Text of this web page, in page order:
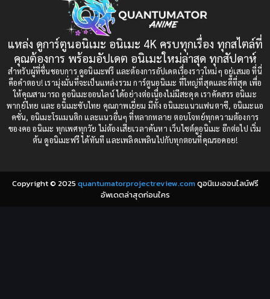
(1)
Censored (เซ็นเซอร์)(19)
Comedy (ตลก)(235)
Comedy (ตลก)(85)
Comic Book การ์ตูน(1)
Coming-of-Age ก้าวผ่านวัย(6)
1993
1991
1989
1988
1987
1985
1984
1983
1982
1981
1980
1979
แหล่ง ดูการ์ตูนอนิเมะ อนิเมะ 4K ครบทุกเรื่อง ทุกสไตล์ที่
คุณต้องการ พร้อมอัปเดต อนิเมะใหม่ล่าสุด ทุกสัปดาห์
สำหรับผู้ที่ชื่นชอบการ ดูอนิเมะฟรี และต้องการอัปเดตเรื่องราวใหม่ๆ อยู่เสมอ ที่นี่
คือคำตอบ! เรามุ่งมั่นที่จะเป็นแหล่งรวม การ์ตูนอนิเมะ ที่ใหญ่ที่สุดและดีที่สุด เพื่อ
ให้คุณสามารถ ดูอนิเมะออนไลน์ ได้อย่างต่อเนื่องไม่มีสะดุด เราคัดสรร อนิเมะ
พากย์ไทย และ อนิเมะซับไทย คุณภาพเยี่ยม มีทั้ง อนิเมะแนวแฟนตาซี, อนิเมะแอ
คชั่น, อนิเมะโรแมนติก และแนวอื่นๆ ที่หลากหลาย ตอบโจทย์ทุกความต้องการ
ของคอ อนิเมะ ทุกเพศทุกวัย ไม่ต้องเสียเวลาค้นหา เว็บไซต์ดูอนิเมะ อีกต่อไป เริ่ม
ต้น ดูอนิเมะฟรี ได้ทันที และเพลิดเพลินไปกับทุกตอนที่คุณรอคอย!
Copyright © 2025 quantumatorprojectreview.comดูอนิเมะออนไลน์ฟรี
อัพเดตล่าสุดก่อนใคร